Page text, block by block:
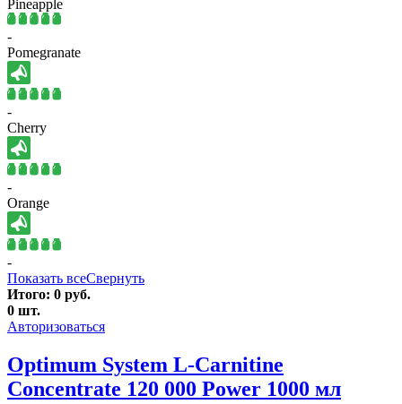
Pineapple
-
Pomegranate
-
Cherry
-
Orange
-
Показать всеСвернуть
Итого: 0 руб.
0 шт.
Авторизоваться
Optimum System L-Carnitine
Concentrate 120 000 Power 1000 мл